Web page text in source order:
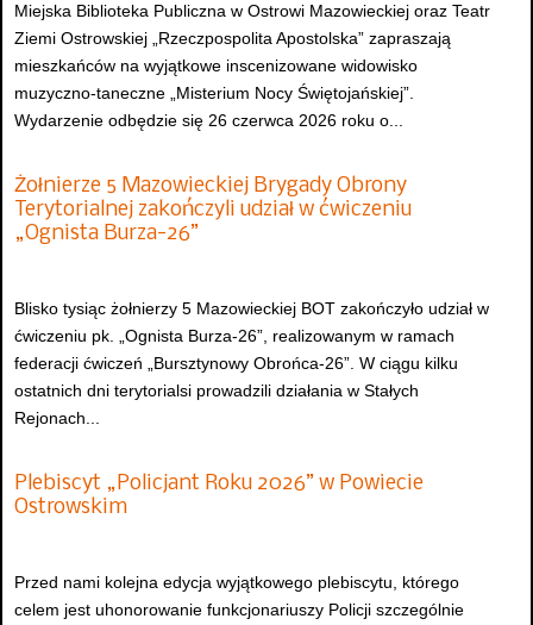
Miejska Biblioteka Publiczna w Ostrowi Mazowieckiej oraz Teatr
Ziemi Ostrowskiej „Rzeczpospolita Apostolska” zapraszają
mieszkańców na wyjątkowe inscenizowane widowisko
muzyczno-taneczne „Misterium Nocy Świętojańskiej”.
Wydarzenie odbędzie się 26 czerwca 2026 roku o...
Żołnierze 5 Mazowieckiej Brygady Obrony
Terytorialnej zakończyli udział w ćwiczeniu
„Ognista Burza-26”
Blisko tysiąc żołnierzy 5 Mazowieckiej BOT zakończyło udział w
ćwiczeniu pk. „Ognista Burza-26”, realizowanym w ramach
federacji ćwiczeń „Bursztynowy Obrońca-26”. W ciągu kilku
ostatnich dni terytorialsi prowadzili działania w Stałych
Rejonach...
Plebiscyt „Policjant Roku 2026” w Powiecie
Ostrowskim
Przed nami kolejna edycja wyjątkowego plebiscytu, którego
celem jest uhonorowanie funkcjonariuszy Policji szczególnie